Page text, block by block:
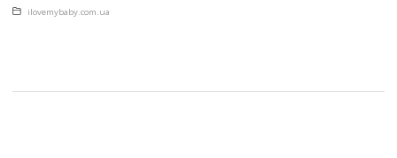
что это не то, чего бы он на самом деле хотел. Для […]
Posted in
ilovemybaby.com.ua